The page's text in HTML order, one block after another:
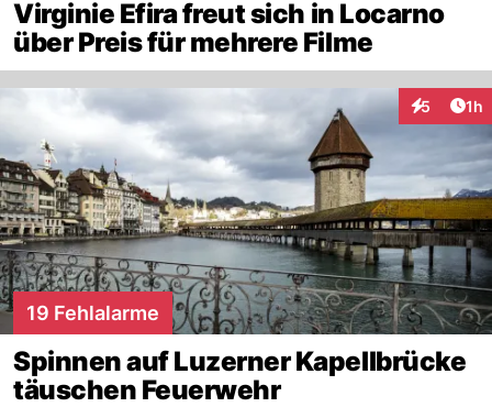
Virginie Efira freut sich in Locarno
über Preis für mehrere Filme
5 1h
19 Fehlalarme
Spinnen auf Luzerner Kapellbrücke
täuschen Feuerwehr